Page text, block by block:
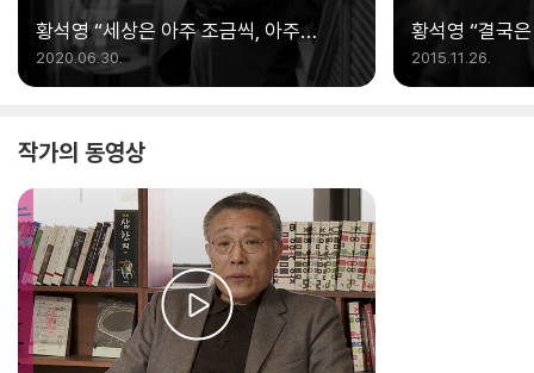
황석영 “세상은 아주 조금씩, 아주
느리게 나아진다”
2020.06.30.
황석영 “결국
2015.11.26.
작가의 동영상